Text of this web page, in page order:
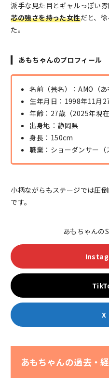
派手な見た目とギャルっぽい雰
芯の強さを持った女性だと、
た。
あもちゃんのプロフィール
名前（芸名）：AMO（
生年月日：1998年11月
年齢：27歳（2025年現在
出身地：静岡県
身長：150cm
職業：ショーダンサー（
小柄ながらもステージでは圧倒
です。
あもちゃんの
X
あもちゃんの過去・